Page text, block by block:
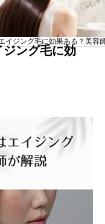
イジング毛に効果ある？美容
ング毛に効